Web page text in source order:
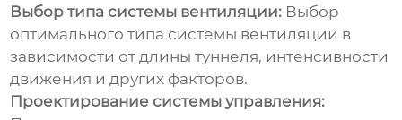
Выбор типа системы вентиляции: Выбор
оптимального типа системы вентиляции в
зависимости от длины туннеля, интенсивности
движения и других факторов.
Проектирование системы управления: